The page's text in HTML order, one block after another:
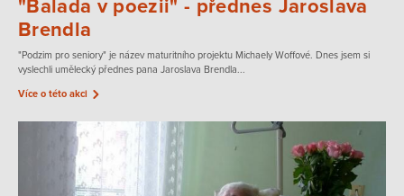
"Balada v poezii" - přednes Jaroslava
Brendla
"Podzim pro seniory" je název maturitního projektu Michaely Woffové. Dnes jsem si
vyslechli umělecký přednes pana Jaroslava Brendla...
Více o této akci